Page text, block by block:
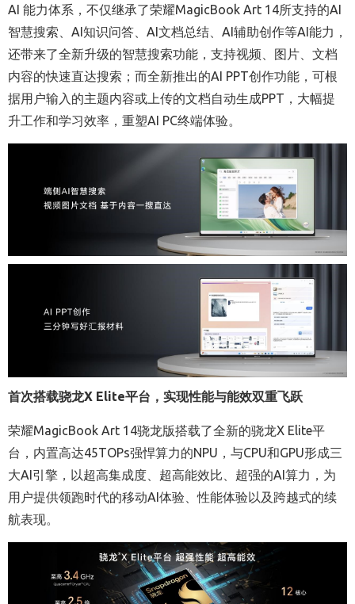
AI 能力体系，不仅继承了荣耀MagicBook Art 14所支持的AI
智慧搜索、AI知识问答、AI文档总结、AI辅助创作等AI能力，
还带来了全新升级的智慧搜索功能，支持视频、图片、文档
内容的快速直达搜索；而全新推出的AI PPT创作功能，可根
据用户输入的主题内容或上传的文档自动生成PPT，大幅提
升工作和学习效率，重塑AI PC终端体验。
首次搭载骁龙X Elite平台，实现性能与能效双重飞跃
荣耀MagicBook Art 14骁龙版搭载了全新的骁龙X Elite平
台，内置高达45TOPs强悍算力的NPU，与CPU和GPU形成三
大AI引擎，以超高集成度、超高能效比、超强的AI算力，为
用户提供领跑时代的移动AI体验、性能体验以及跨越式的续
航表现。